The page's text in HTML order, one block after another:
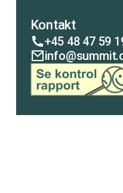
Kontakt
+45 48 47 59